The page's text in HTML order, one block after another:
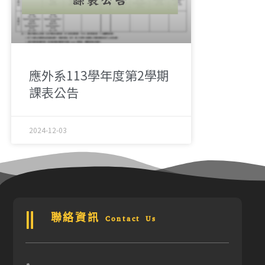
應外系113學年度第2學期
課表公告
2024-12-03
聯絡資訊 Contact Us